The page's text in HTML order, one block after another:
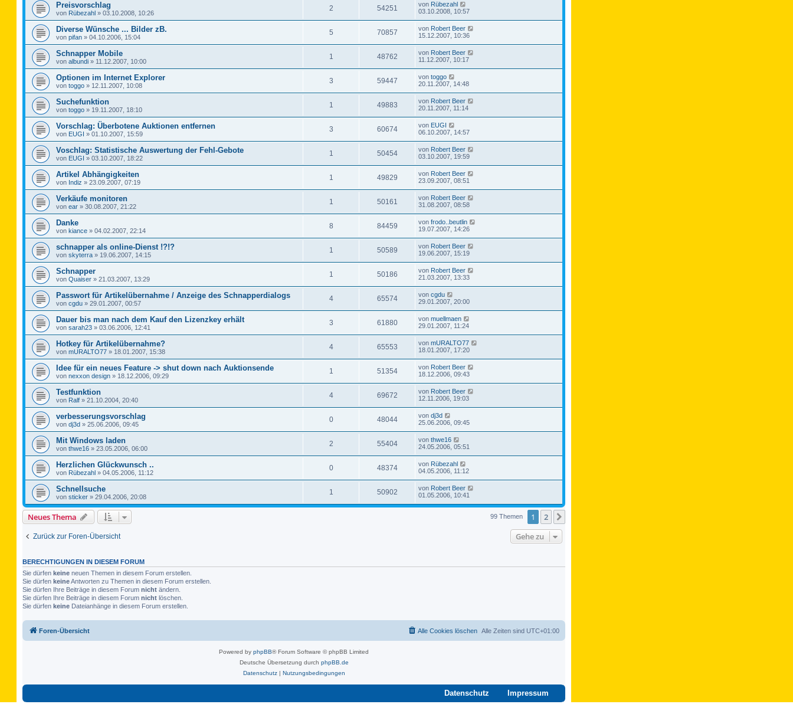
Preisvorschlag
von Rübezahl » 03.10.2008, 10:26
2 54251 von Rübezahl
03.10.2008, 10:57
Diverse Wünsche ... Bilder zB.
von pifan » 04.10.2006, 15:04
5 70857 von Robert Beer
15.12.2007, 10:36
Schnapper Mobile
von albundi » 11.12.2007, 10:00
1 48762 von Robert Beer
11.12.2007, 10:17
Optionen im Internet Explorer
von toggo » 12.11.2007, 10:08
3 59447 von toggo
20.11.2007, 14:48
Suchefunktion
von toggo » 19.11.2007, 18:10
1 49883 von Robert Beer
20.11.2007, 11:14
Vorschlag: Überbotene Auktionen entfernen
von EUGI » 01.10.2007, 15:59
3 60674 von EUGI
06.10.2007, 14:57
Voschlag: Statistische Auswertung der Fehl-Gebote
von EUGI » 03.10.2007, 18:22
1 50454 von Robert Beer
03.10.2007, 19:59
Artikel Abhängigkeiten
von Indiz » 23.09.2007, 07:19
1 49829 von Robert Beer
23.09.2007, 08:51
Verkäufe monitoren
von ear » 30.08.2007, 21:22
1 50161 von Robert Beer
31.08.2007, 08:58
Danke
von kiance » 04.02.2007, 22:14
8 84459 von frodo..beutlin
19.07.2007, 14:26
schnapper als online-Dienst !?!?
von skyterra » 19.06.2007, 14:15
1 50589 von Robert Beer
19.06.2007, 15:19
Schnapper
von Quaiser » 21.03.2007, 13:29
1 50186 von Robert Beer
21.03.2007, 13:33
Passwort für Artikelübernahme / Anzeige des Schnapperdialogs
von cgdu » 29.01.2007, 00:57
4 65574 von cgdu
29.01.2007, 20:00
Dauer bis man nach dem Kauf den Lizenzkey erhält
von sarah23 » 03.06.2006, 12:41
3 61880 von muellmaen
29.01.2007, 11:24
Hotkey für Artikelübernahme?
von mURALTO77 » 18.01.2007, 15:38
4 65553 von mURALTO77
18.01.2007, 17:20
Idee für ein neues Feature -> shut down nach Auktionsende
von nexxon design » 18.12.2006, 09:29
1 51354 von Robert Beer
18.12.2006, 09:43
Testfunktion
von Ralf » 21.10.2004, 20:40
4 69672 von Robert Beer
12.11.2006, 19:03
verbesserungsvorschlag
von dj3d » 25.06.2006, 09:45
0 48044 von dj3d
25.06.2006, 09:45
Mit Windows laden
von thwe16 » 23.05.2006, 06:00
2 55404 von thwe16
24.05.2006, 05:51
Herzlichen Glückwunsch ..
von Rübezahl » 04.05.2006, 11:12
0 48374 von Rübezahl
04.05.2006, 11:12
Schnellsuche
von sticker » 29.04.2006, 20:08
1 50902 von Robert Beer
01.05.2006, 10:41
Neues Thema 99 Themen 1 2
Zurück zur Foren-Übersicht Gehe zu
BERECHTIGUNGEN IN DIESEM FORUM
Sie dürfen keine neuen Themen in diesem Forum erstellen.
Sie dürfen keineAntworten zu Themen in diesem Forum erstellen.
Sie dürfen Ihre Beiträge in diesem Forum nicht ändern.
Sie dürfen Ihre Beiträge in diesem Forum nicht löschen.
Sie dürfen keine Dateianhänge in diesem Forum erstellen.
Foren-Übersicht Alle Zeiten sind UTC+01:00
Alle Cookies löschen
Powered by phpBB® Forum Software © phpBB Limited
Deutsche Übersetzung durch phpBB.de
Datenschutz| Nutzungsbedingungen
Datenschutz Impressum